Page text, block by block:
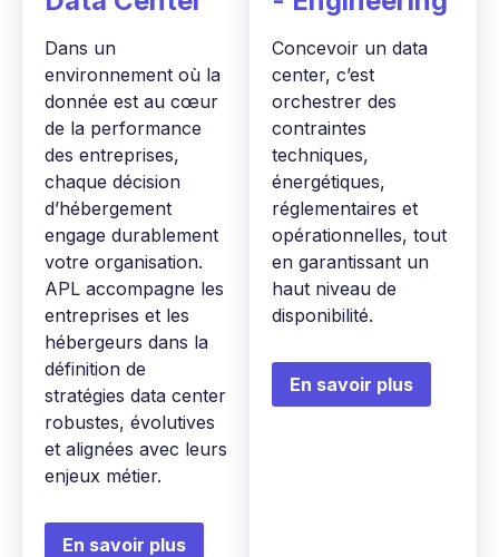
Dans un
environnement où la
donnée est au cœur
de la performance
des entreprises,
chaque décision
d’hébergement
engage durablement
votre organisation.
APL accompagne les
entreprises et les
hébergeurs dans la
définition de
stratégies data center
robustes, évolutives
et alignées avec leurs
enjeux métier.
En savoir plus
Concevoir un data
center, c’est
orchestrer des
contraintes
techniques,
énergétiques,
réglementaires et
opérationnelles, tout
en garantissant un
haut niveau de
disponibilité.
En savoir plus